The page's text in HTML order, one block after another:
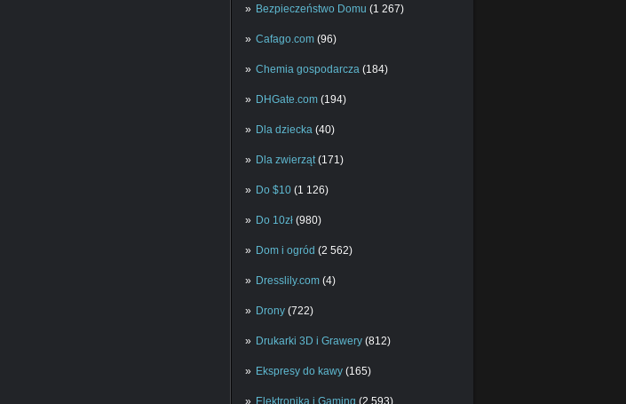
Bezpieczeństwo Domu (1 267)
Cafago.com (96)
Chemia gospodarcza (184)
DHGate.com (194)
Dla dziecka (40)
Dla zwierząt(171)
Do $10 (1 126)
Do 10zł (980)
Dom i ogród (2 562)
Dresslily.com (4)
Drony (722)
Drukarki 3D i Grawery (812)
Ekspresy do kawy (165)